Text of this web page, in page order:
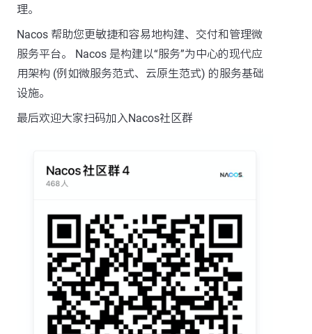
理。
Nacos 帮助您更敏捷和容易地构建、交付和管理微
服务平台。 Nacos 是构建以“服务”为中心的现代应
用架构 (例如微服务范式、云原生范式) 的服务基础
设施。
最后欢迎大家扫码加入Nacos社区群